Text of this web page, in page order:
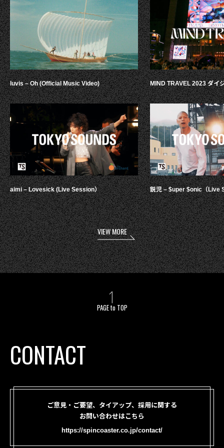
luvis – Oh (Official Music Video)
aimi – Lovesick (Live Session）
MIND TRAVEL 2023 ダイ
鋭児 – $uper $onic（Live
VIEW MORE
PAGE to TOP
CONTACT
ご意見・ご要望、タイアップ、採用に関する
お問い合わせはこちら
https://spincoaster.co.jp/contact/